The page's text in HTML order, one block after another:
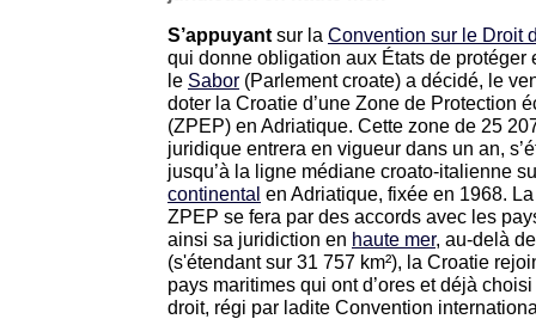
S’appuyant sur la Convention sur le Droit
qui donne obligation aux États de protéger
le Sabor (Parlement croate) a décidé, le
doter la Croatie d’une Zone de Protection
(ZPEP) en Adriatique. Cette zone de 25
juridique entrera en vigueur dans un an,
jusqu’à la ligne médiane croato-italienne
continental en Adriatique, fixée en 1968.
ZPEP se fera par des accords avec les
ainsi sa juridiction en haute mer, au-delà
(s'étendant sur 31 757 km²), la Croatie
pays maritimes qui ont d’ores et déjà
droit, régi par ladite Convention